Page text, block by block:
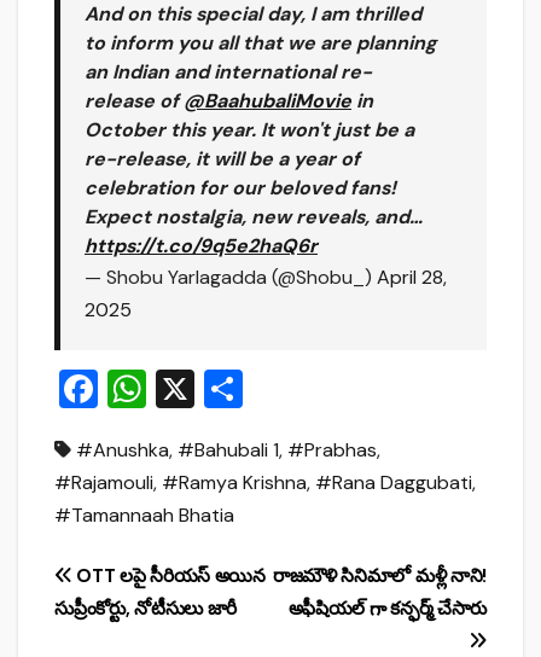
And on this special day, I am thrilled
to inform you all that we are planning
an Indian and international re-
release of@BaahubaliMovie in
October this year. It won't just be a
re-release, it will be a year of
celebration for our beloved fans!
Expect nostalgia, new reveals, and…
https://t.co/9q5e2haQ6r
— Shobu Yarlagadda (@Shobu_) April 28,
2025
F
c
e
o
o
W
at
s
p
p
X
ar
e
#Anushka, #Bahubali 1, #Prabhas,
#Rajamouli, #Ramya Krishna, #Rana Daggubati,
#Tamannaah Bhatia
Post
navigation
రాజమౌళి సినిమాలో మళ్లీ నాని!
అఫీషియల్ గా కన్ఫర్మ్ చేసారు
OTT లపై సీరియస్ అయిన
సుప్రీంకోర్టు, నోటీసులు జారీ